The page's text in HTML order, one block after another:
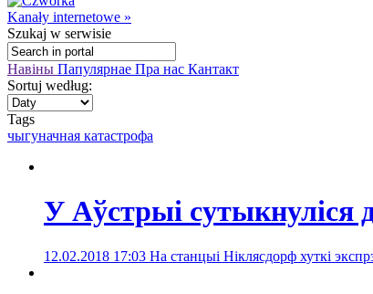
Kanały internetowe »
Szukaj w serwisie
Навіны Папулярнае Пра нас Кантакт
Sortuj według:
Tags
чыгуначная катастрофa
У Аўстрыі сутыкнуліся
12.02.2018 17:03 На станцыі Ніклясдорф хуткі